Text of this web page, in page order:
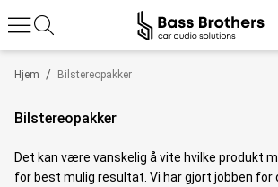
/
Hjem Bilstereopakker
Bilstereopakker
Det kan være vanskelig å vite hvilke produkt
for best mulig resultat. Vi har gjort jobben for